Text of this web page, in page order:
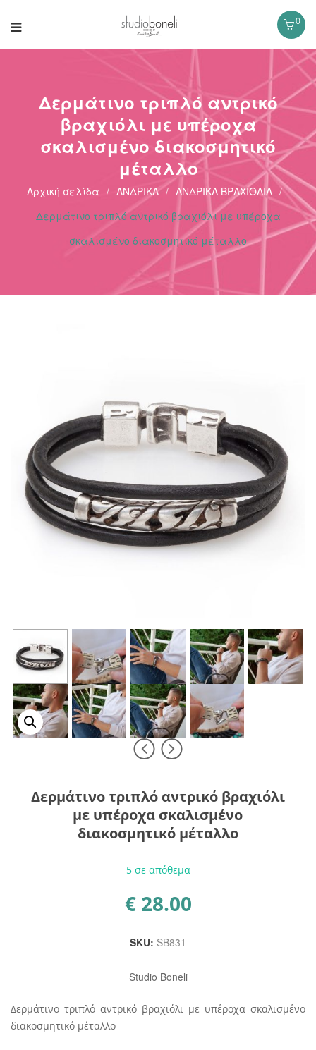
0
Δερμάτινο τριπλό αντρικό
βραχιόλι με υπέροχα
σκαλισμένο διακοσμητικό
μέταλλο
Αρχική σελίδα / ΑΝΔΡΙΚΑ / ΑΝΔΡΙΚΑ ΒΡΑΧΙΟΛΙΑ /
Δερμάτινο τριπλό αντρικό βραχιόλι με υπέροχα
σκαλισμένο διακοσμητικό μέταλλο
Δερμάτινο τριπλό αντρικό βραχιόλι
με υπέροχα σκαλισμένο
διακοσμητικό μέταλλο
5 σε απόθεμα
€28.00
SKU: SB831
Studio Boneli
Δερμάτινο τριπλό αντρικό βραχιόλι με υπέροχα σκαλισμένο
διακοσμητικό μέταλλο